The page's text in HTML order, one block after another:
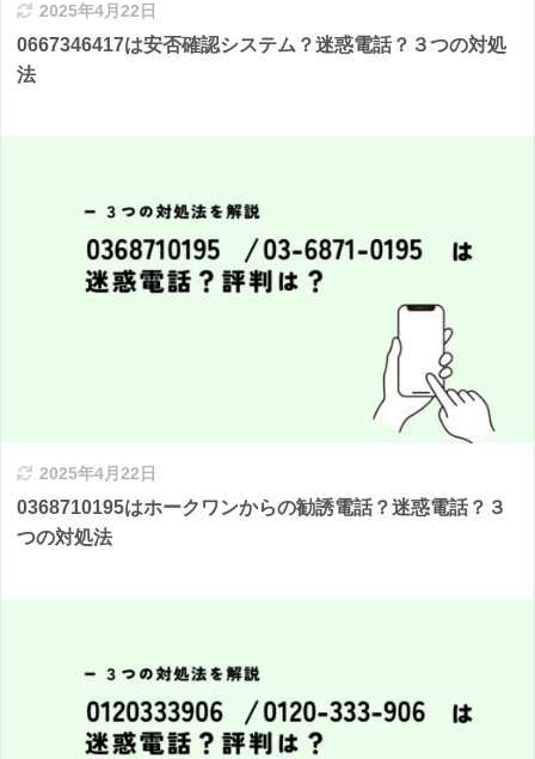
2025年4月22日
0667346417は安否確認システム？迷惑電話？３つの対処
法
2025年4月22日
0368710195はホークワンからの勧誘電話？迷惑電話？３
つの対処法